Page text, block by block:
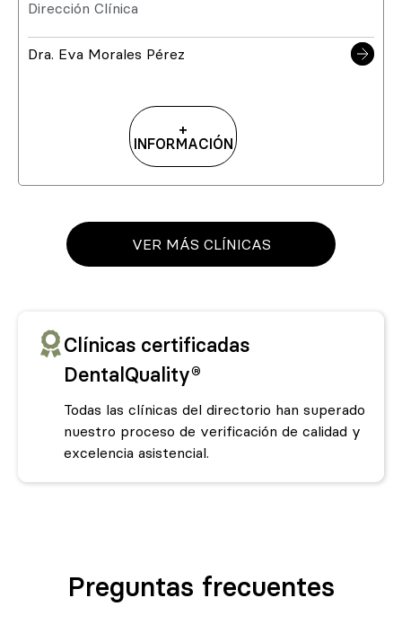
Dirección Clínica
Dra. Eva Morales Pérez
+
INFORMACIÓN
VER MÁS CLÍNICAS
Clínicas certificadas
DentalQuality®
Todas las clínicas del directorio han superado
nuestro proceso de verificación de calidad y
excelencia asistencial.
Preguntas frecuentes